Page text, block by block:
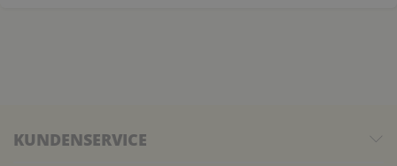
KUNDENSERVICE